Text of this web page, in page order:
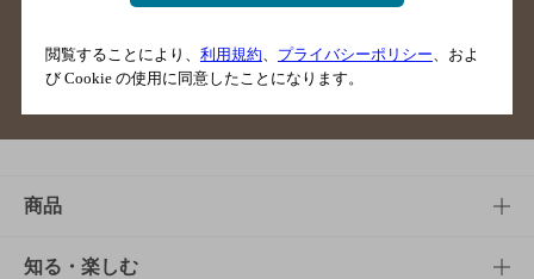
ご意見・ご感想
商品
商品TOP
知る・楽しむ
閲覧することにより、 利用規約 プライバシーポリシー 、およ
び Cookie の使用に同意したことになります。